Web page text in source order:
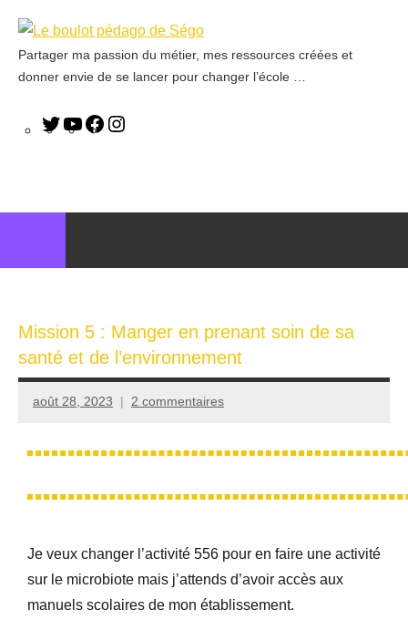
Le
boulot
Partager ma passion du métier, mes ressources créées et
donner envie de se lancer pour changer l’école …
Mission 5 : Manger en prenant soin de sa
santé et de l’environnement
août 28, 2023
Seg0_La_Vraie
2 commentaires
Je veux changer l’activité 556 pour en faire une activité
sur le microbiote mais j’attends d’avoir accès aux
manuels scolaires de mon établissement.